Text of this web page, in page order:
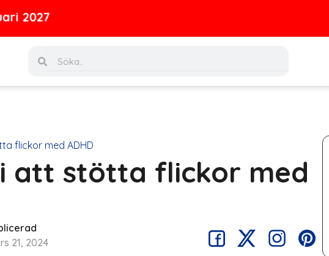
flickor med ADHD
att stötta flickor med
21, 2024